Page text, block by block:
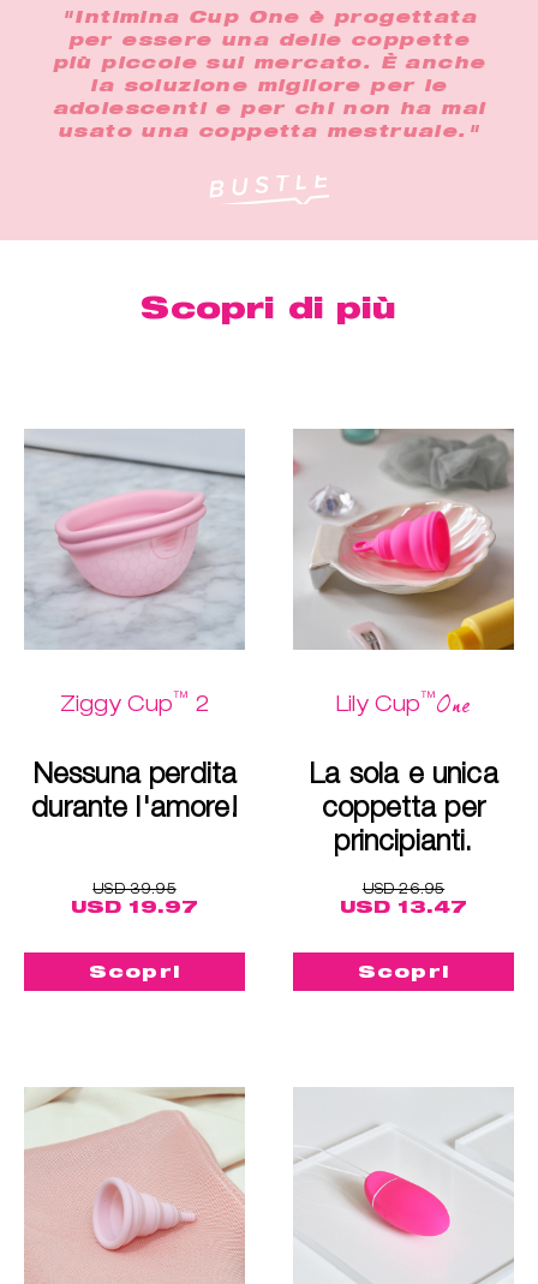
"Intimina Cup One è progettata
per essere una delle coppette
più piccole sul mercato. È anche
la soluzione migliore per le
adolescenti e per chi non ha mai
usato una coppetta mestruale."
Scopri di più
Ziggy Cup™ 2
Nessuna perdita
durante l'amore!
USD 39.95
USD 19.97
Scopri
Lily Cup™One
La sola e unica
coppetta per
principianti.
USD 26.95
USD 13.47
Scopri